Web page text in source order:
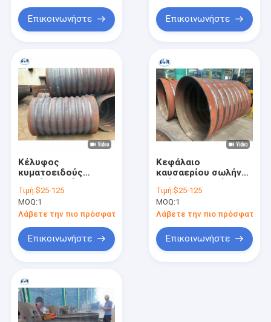
Επικοινωνήστε Επικοινωνήστε
Κέλυφος
κυματοειδούς
κλιβάνου καυστήρα
σωλήνα φωτιάς
Τιμή:$25-125
MOQ:1
Λάβετε την πιο πρόσφατη τιμή
Επικοινωνήστε
Κεφάλαιο
καυσαερίου σωλήνα
Τιμή:$25-125
MOQ:1
Λάβετε την πιο πρόσφατη
Επικοινωνήστε